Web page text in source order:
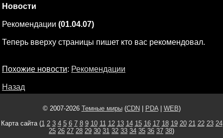
Новости
Рекомендации (01.04.07)
Теперь вверху страницы пишет кто вас рекомендовал.
Похожие новости: Рекомендации
Назад
© 2007-2026 Темные миры(CDN PDA| WEB)
Карта сайта (1 2 3 4 5 6 7 8 9 10 11 12 13 14 15 16 17 18 19 20 21 22 23 24
25 26 27 28 29 30 31 32 33 34 35 36 37 38)